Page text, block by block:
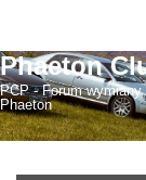
Phaeton
PCP - Forum
Phaeton